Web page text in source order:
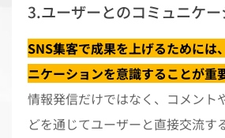
3.ユーザーとのコミュニケー
SNS集客で成果を上げるためには
ニケーションを意識することが重
情報発信だけではなく、コメント
どを通じてユーザーと直接交流す